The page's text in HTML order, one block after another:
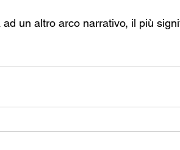
un altro arco narrativo, il più